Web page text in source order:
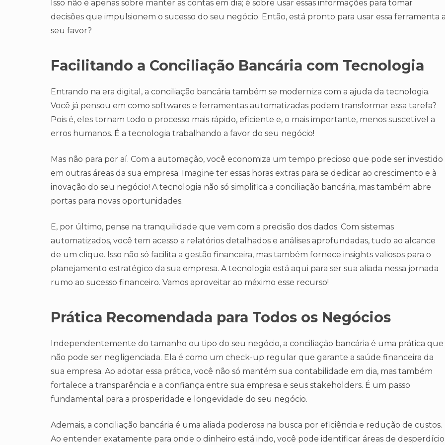
Isso não é apenas sobre manter as contas em dia; é sobre usar essas informações para tomar
decisões que impulsionem o sucesso do seu negócio. Então, está pronto para usar essa ferramenta
seu favor?
Facilitando a Conciliação Bancária com Tecnologia
Entrando na era digital, a conciliação bancária também se moderniza com a ajuda da tecnologia.
Você já pensou em como softwares e ferramentas automatizadas podem transformar essa tarefa?
Pois é, eles tornam todo o processo mais rápido, eficiente e, o mais importante, menos suscetível a
erros humanos. É a tecnologia trabalhando a favor do seu negócio!
Mas não para por aí. Com a automação, você economiza um tempo precioso que pode ser investido
em outras áreas da sua empresa. Imagine ter essas horas extras para se dedicar ao crescimento e à
inovação do seu negócio! A tecnologia não só simplifica a conciliação bancária, mas também abre
portas para novas oportunidades.
E, por último, pense na tranquilidade que vem com a precisão dos dados. Com sistemas
automatizados, você tem acesso a relatórios detalhados e análises aprofundadas, tudo ao alcance
de um clique. Isso não só facilita a gestão financeira, mas também fornece insights valiosos para o
planejamento estratégico da sua empresa. A tecnologia está aqui para ser sua aliada nessa jornada
rumo ao sucesso financeiro. Vamos aproveitar ao máximo esse recurso!
Prática Recomendada para Todos os Negócios
Independentemente do tamanho ou tipo do seu negócio, a conciliação bancária é uma prática que
não pode ser negligenciada. Ela é como um check-up regular que garante a saúde financeira da
sua empresa. Ao adotar essa prática, você não só mantém sua contabilidade em dia, mas também
fortalece a transparência e a confiança entre sua empresa e seus stakeholders. É um passo
fundamental para a prosperidade e longevidade do seu negócio.
Ademais, a conciliação bancária é uma aliada poderosa na busca por eficiência e redução de custos.
Ao entender exatamente para onde o dinheiro está indo, você pode identificar áreas de desperdício